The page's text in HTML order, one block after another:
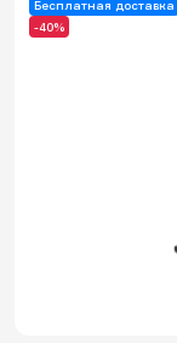
Бесплатная доставка
-40%